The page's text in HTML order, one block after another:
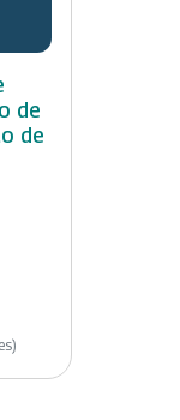
de
de